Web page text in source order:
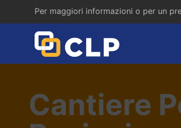
Per maggiori informazioni o per un
Cantiere